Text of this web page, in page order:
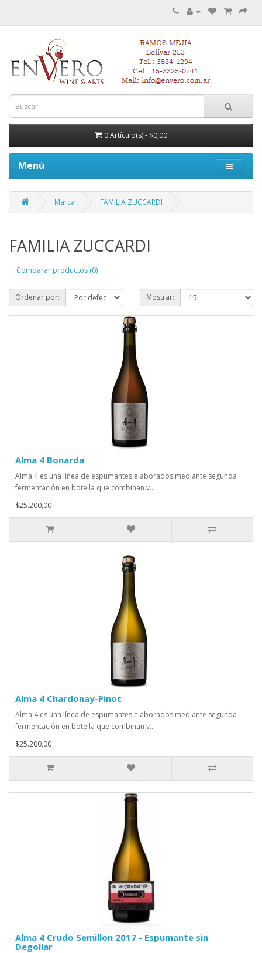
0 Artículo(s) - $0,00
Menú
Marca FAMILIA ZUCCARDI
FAMILIA ZUCCARDI
Comparar productos (0)
Ordenar por: Mostrar:
Alma 4 Bonarda
Alma 4 es una línea de espumantes elaborados mediante segunda
fermentación en botella que combinan v..
$25.200,00
Alma 4 Chardonay-Pinot
Alma 4 es una línea de espumantes elaborados mediante segunda
fermentación en botella que combinan v..
$25.200,00
Alma 4 Crudo Semillon 2017 - Espumante sin
Degollar